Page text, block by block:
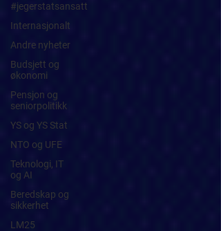
#jegerstatsansatt
Internasjonalt
Andre nyheter
Budsjett og
økonomi
Pensjon og
seniorpolitikk
YS og YS Stat
NTO og UFE
Teknologi, IT
og AI
Beredskap og
sikkerhet
LM25